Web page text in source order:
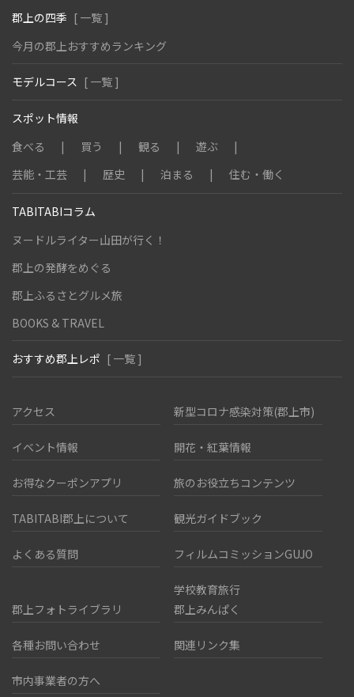
郡上の四季 [ 一覧 ]
今月の郡上おすすめランキング
モデルコース [ 一覧 ]
スポット情報
食べる
買う 観る
遊ぶ
芸能・工芸
歴史 泊まる 住む・働く
TABITABIコラム
ヌードルライター山田が行く！
郡上の発酵をめぐる
郡上ふるさとグルメ旅
BOOKS & TRAVEL
おすすめ郡上レポ [ 一覧 ]
アクセス 新型コロナ感染対策(郡上市)
イベント情報 開花・紅葉情報
お得なクーポンアプリ 旅のお役立ちコンテンツ
TABITABI郡上について 観光ガイドブック
よくある質問 フィルムコミッションGUJO
郡上フォトライブラリ
学校教育旅行
郡上みんぱく
各種お問い合わせ 関連リンク集
市内事業者の方へ